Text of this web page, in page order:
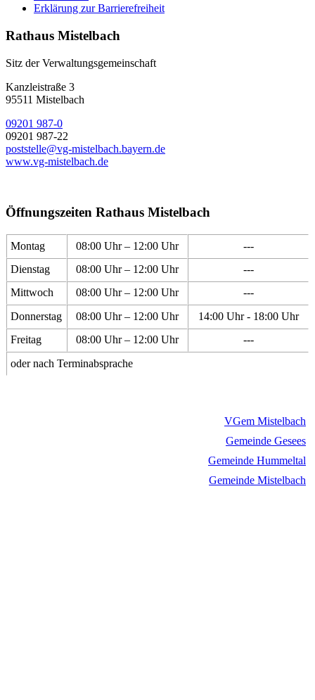
Erklärung zur Barrierefreiheit
Rathaus Mistelbach
Sitz der Verwaltungsgemeinschaft
Kanzleistraße 3
95511 Mistelbach
09201 987-0
09201 987-22
poststelle@vg-mistelbach.bayern.de
www.vg-mistelbach.de
Öffnungszeiten Rathaus Mistelbach
Montag 08:00 Uhr – 12:00 Uhr
---
Dienstag
08:00 Uhr – 12:00 Uhr
---
Mittwoch
08:00 Uhr – 12:00 Uhr
---
Donnerstag
08:00 Uhr – 12:00 Uhr
14:00 Uhr - 18:00 Uhr
Freitag
08:00 Uhr – 12:00 Uhr
---
oder nach Terminabsprache
VGem Mistelbach
Gemeinde Gesees
Gemeinde Hummeltal
Gemeinde Mistelbach